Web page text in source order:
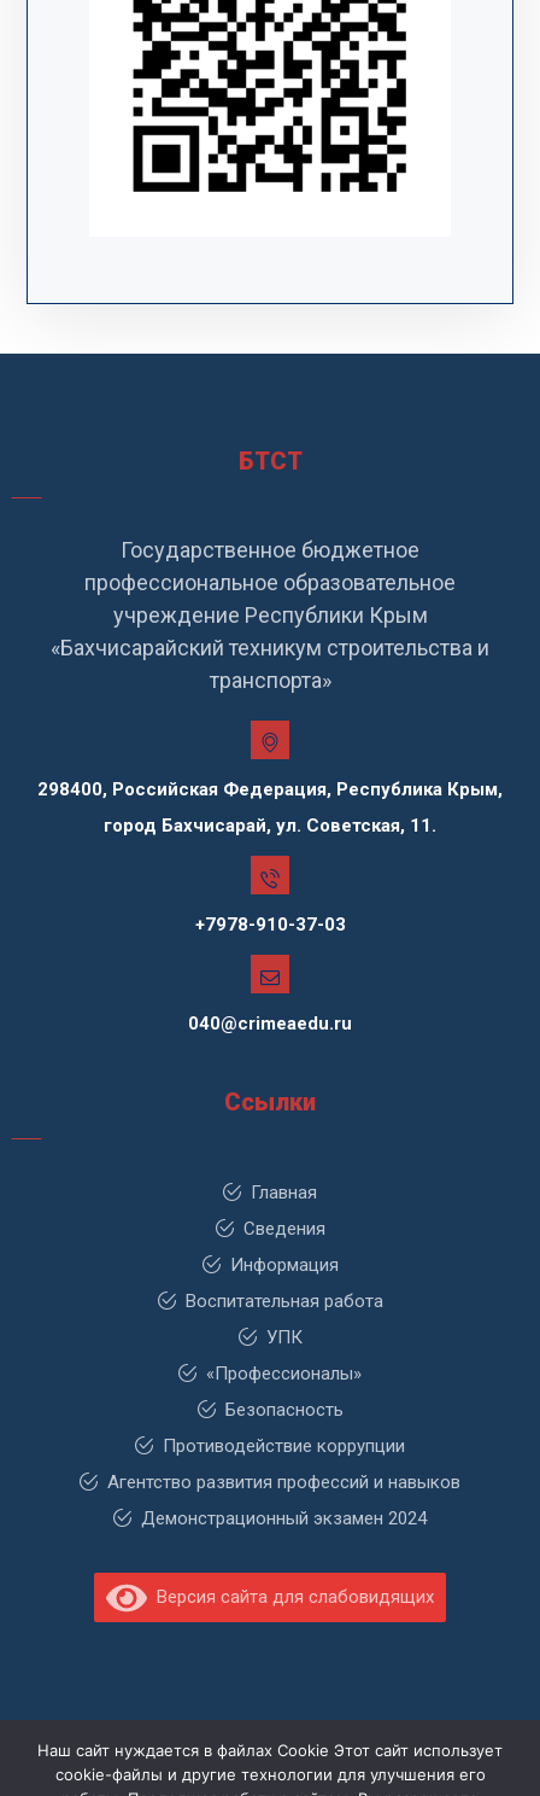
БТСТ
Государственное бюджетное
профессиональное образовательное
учреждение Республики Крым
«Бахчисарайский техникум строительства и
транспорта»
298400, Российская Федерация, Республика Крым,
город Бахчисарай, ул. Советская, 11.
+7978-910-37-03
040@crimeaedu.ru
Ссылки
Главная
Сведения
Информация
Воспитательная работа
УПК
«Профессионалы»
Безопасность
Противодействие коррупции
Агентство развития профессий и навыков
Демонстрационный экзамен 2024
Версия сайта для слабовидящих
Наш сайт нуждается в файлах Cookie Этот сайт использует
cookie-файлы и другие технологии для улучшения его